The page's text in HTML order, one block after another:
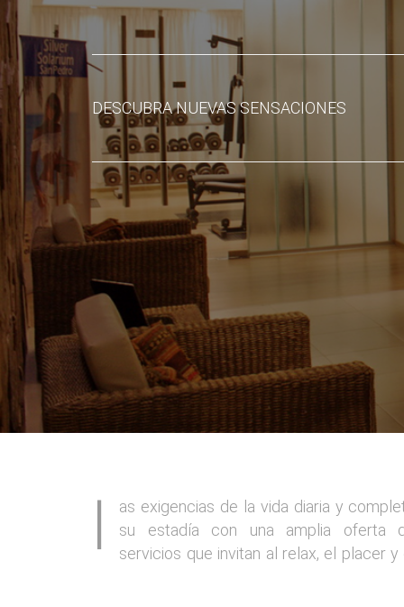
DESCUBRA NUEVAS SENSACIONES
l
as exigencias de la vida diaria y
su estadía con una amplia oferta
servicios que invitan al relax, el placer y